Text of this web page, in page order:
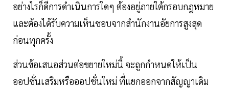
อย่างไรก็ดีการดำเนินการใดๆ ต้องอยู่ภายใต้กรอบกฎหมาย
และต้องได้รับความเห็นชอบจากสำนักงานอัยการสูงสุด
ก่อนทุกครั้ง
ส่วนข้อเสนอส่วนต่อขยายใหม่นี้ จะถูกกำหนดให้เป็น
ออปชั่นเสริมหรือออปชั่นใหม่ ที่แยกออกจากสัญญาเดิม